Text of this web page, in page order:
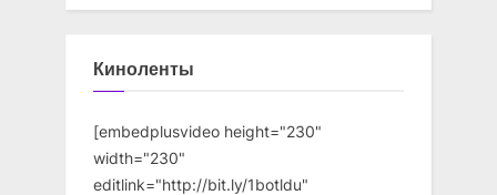
Киноленты
[embedplusvideo height="230"
width="230"
editlink="http://bit.ly/1botldu"